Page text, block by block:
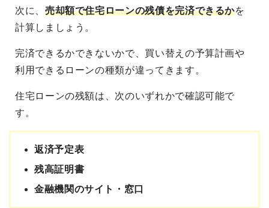
次に、 売却額で住宅ローンの残債を完済できるかを
計算しましょう。
完済できるかできないかで、買い替えの予算計画や
利用できるローンの種類が違ってきます。
住宅ローンの残額は、次のいずれかで確認可能で
す。
返済予定表
残高証明書
金融機関のサイト・窓口